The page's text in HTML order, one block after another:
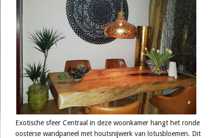
Exotische sfeer Centraal in deze woonkamer hangt het ronde
oosterse wandpaneel met houtsnijwerk van lotusbloemen. Dit